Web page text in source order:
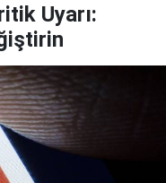
Uyarı: